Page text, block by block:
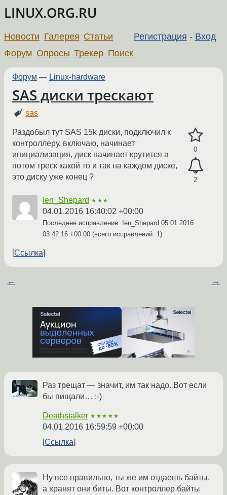
LINUX.ORG.RU
Регистрация - Вход
Новости Галерея Статьи
Форум Опросы Трекер Поиск
Форум — Linux-hardware
SAS диски трескают
sas
0
2
Раздобыл тут SAS 15k диски, подключил к
контроллеру, включаю, начинает
инициализация, диск начинает крутится а
потом треск какой то и так на каждом диске,
это диску уже конец ?
Ien_Shepard ★★★
04.01.2016 16:40:02 +00:00
Последнее исправление: Ien_Shepard 05.01.2016
03:42:16 +00:00 (всего исправлений: 1)
Ссылка
← →
Раз трещат — значит, им так надо. Вот если
бы пищали… :-)
Deathstalker ★★★★★
04.01.2016 16:59:59 +00:00
Ссылка
Ну все правильно, ты же им отдаешь байты,
а хранят они биты. Вот контроллер байты